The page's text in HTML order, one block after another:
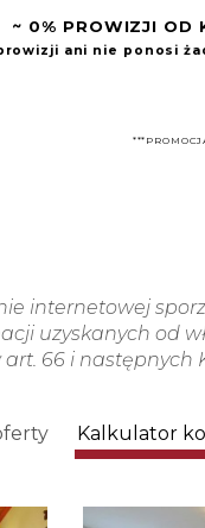
~ 0% PROWIZJI OD
ani nie ponosi
internetowej
uzyskanych od
66 i następnych
Kalkulator